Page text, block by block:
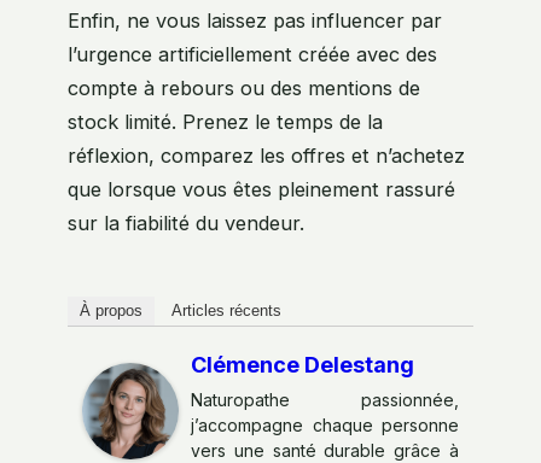
Enfin, ne vous laissez pas influencer par
l’urgence artificiellement créée avec des
compte à rebours ou des mentions de
stock limité. Prenez le temps de la
réflexion, comparez les offres et n’achetez
que lorsque vous êtes pleinement rassuré
sur la fiabilité du vendeur.
À propos Articles récents
Clémence Delestang
Naturopathe passionnée,
j’accompagne chaque personne
vers une santé durable grâce à